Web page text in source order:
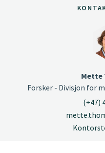
Mette
Forsker - Divisjon for
(+47)